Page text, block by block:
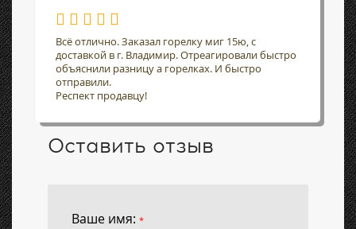
Всё отлично. Заказал горелку миг 15ю, с
доставкой в г. Владимир. Отреагировали быстро
объяснили разницу а горелках. И быстро
отправили.
Респект продавцу!
Оставить отзыв
Ваше имя: *